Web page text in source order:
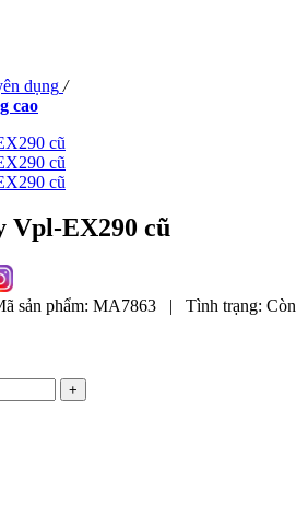
dụng /
cao
Vpl-EX290 cũ
sản phẩm: MA7863 | Tình trạng: Còn
+